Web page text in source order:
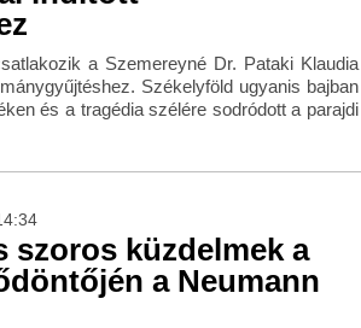
a Szemereyné Dr. Pataki Klaudia
Székelyföld ugyanis bajban
és a tragédia szélére sodródott a parajdi
szoros küzdelmek a
a Neumann